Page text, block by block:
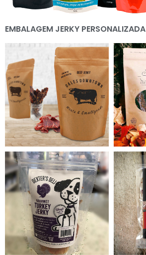
EMBALAGEM JERKY PERSONALIZADA